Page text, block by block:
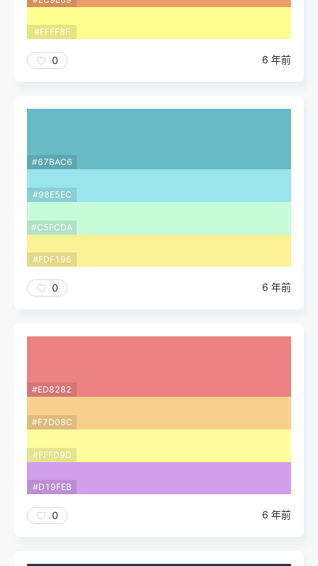
#FFFF8F
0 6 年前
#67BAC6
#98E5EC
#C5FCDA
#FDF196
0 6 年前
#ED8282
#F7D08C
#FFFD9D
#D19FEB
0 6 年前